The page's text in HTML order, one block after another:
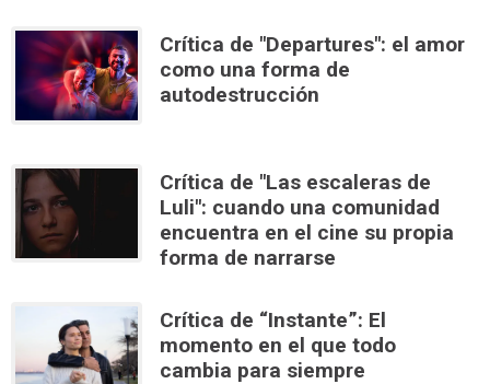
Crítica de "Departures": el amor
como una forma de
autodestrucción
Crítica de "Las escaleras de
Luli": cuando una comunidad
encuentra en el cine su propia
forma de narrarse
Crítica de “Instante”: El
momento en el que todo
cambia para siempre